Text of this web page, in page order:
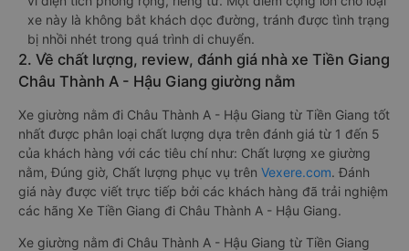
xe này là không bắt khách dọc đường, tránh được tình trạng
bị nhồi nhét trong quá trình di chuyển.
2. Về chất lượng, review, đánh giá nhà xe Tiền Giang
Châu Thành A - Hậu Giang giường nằm
Xe giường nằm đi Châu Thành A - Hậu Giang từ Tiền Giang tốt
nhất được phân loại chất lượng dựa trên đánh giá từ 1 đến 5
của khách hàng với các tiêu chí như: Chất lượng xe giường
nằm, Đúng giờ, Chất lượng phục vụ trên Vexere.com. Đánh
giá này được viết trực tiếp bởi các khách hàng đã trải nghiệm
các hãng Xe Tiền Giang đi Châu Thành A - Hậu Giang.
Xe giường nằm đi Châu Thành A - Hậu Giang từ Tiền Giang